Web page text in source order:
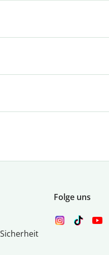
Folge uns